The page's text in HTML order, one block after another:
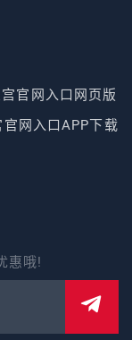
官网入口网页版
网入口APP下载
惠哦!